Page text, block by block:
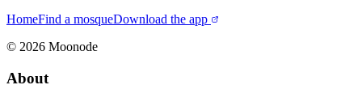
HomeFind a mosqueDownload the app
© 2026 Moonode
About